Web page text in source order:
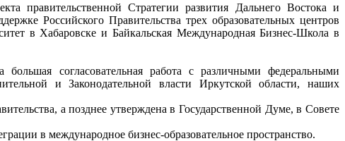
правительственной Стратегии развития Дальнего Востока и
Российского Правительства трех образовательных центров
в Хабаровске и Байкальская Международная Бизнес-Школа в
согласовательная работа с различными федеральными
и Законодательной власти Иркутской области, наших
а позднее утверждена в Государственной Думе, в Совете
в международное бизнес-образовательное пространство.